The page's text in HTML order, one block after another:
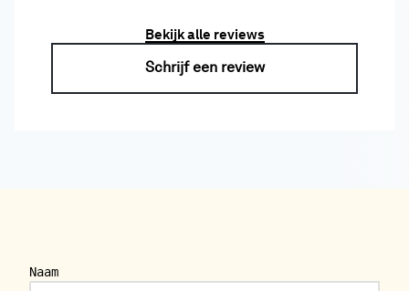
Bekijk alle reviews
Schrijf een review
Naam